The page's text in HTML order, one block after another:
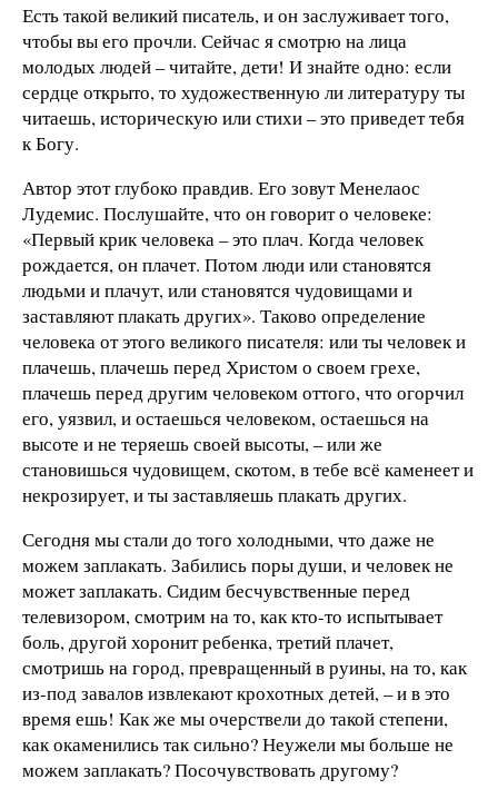
Есть такой великий писатель, и он заслуживает того,
чтобы вы его прочли. Сейчас я смотрю на лица
молодых людей – читайте, дети! И знайте одно: если
сердце открыто, то художественную ли литературу ты
читаешь, историческую или стихи – это приведет тебя
к Богу.
Автор этот глубоко правдив. Его зовут Менелаос
Лудемис. Послушайте, что он говорит о человеке:
«Первый крик человека – это плач. Когда человек
рождается, он плачет. Потом люди или становятся
людьми и плачут, или становятся чудовищами и
заставляют плакать других». Таково определение
человека от этого великого писателя: или ты человек и
плачешь, плачешь перед Христом о своем грехе,
плачешь перед другим человеком оттого, что огорчил
его, уязвил, и остаешься человеком, остаешься на
высоте и не теряешь своей высоты, – или же
становишься чудовищем, скотом, в тебе всё каменеет и
некрозирует, и ты заставляешь плакать других.
Сегодня мы стали до того холодными, что даже не
можем заплакать. Забились поры души, и человек не
может заплакать. Сидим бесчувственные перед
телевизором, смотрим на то, как кто-то испытывает
боль, другой хоронит ребенка, третий плачет,
смотришь на город, превращенный в руины, на то, как
из-под завалов извлекают крохотных детей, – и в это
время ешь! Как же мы очерствели до такой степени,
как окаменились так сильно? Неужели мы больше не
можем заплакать? Посочувствовать другому?